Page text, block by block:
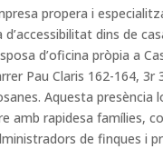
propera i
dins de
d’oficina pròpia a
Pau Claris 162-164, 3r
Aquesta presència
amb rapidesa famílies,
de finques i